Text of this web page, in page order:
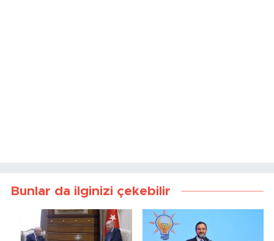
Bunlar da ilginizi çekebilir